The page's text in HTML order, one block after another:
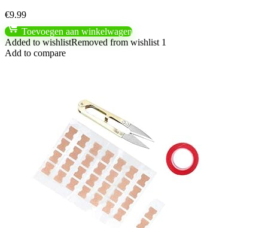
€9.99
Toevoegen aan winkelwagen
Added to wishlistRemoved from wishlist 1
Add to compare